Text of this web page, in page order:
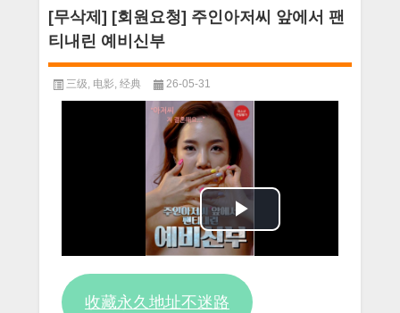
[무삭제] [회원요청] 주인아저씨 앞에서 팬
티내린 예비신부
三级, 电影, 经典 26-05-31
Play
收藏永久地址不迷路